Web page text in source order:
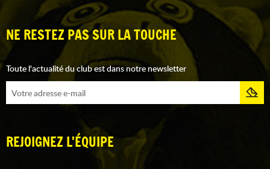
NE RESTEZ PAS SUR LA TOUCHE
Toute l'actualité du club est dans notre newsletter
REJOIGNEZ L'ÉQUIPE